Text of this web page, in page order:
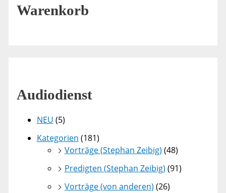
Warenkorb
Audiodienst
NEU (5)
Kategorien (181)
Vorträge (Stephan Zeibig) (48)
Predigten (Stephan Zeibig) (91)
Vorträge (von anderen) (26)